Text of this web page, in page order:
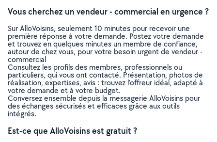
Vous cherchez un vendeur - commercial en urgence ?
Sur AlloVoisins, seulement 10 minutes pour recevoir une
première réponse à votre demande. Postez votre demande
et trouvez en quelques minutes un membre de confiance,
autour de chez vous, pour votre besoin urgent de vendeur -
commercial
Consultez les profils des membres, professionnels ou
particuliers, qui vous ont contacté. Présentation, photos de
réalisation, expertises, avis : trouvez l'offreur idéal, adapté à
votre demande et à votre budget.
Conversez ensemble depuis la messagerie AlloVoisins pour
des échanges sécurisés et efficaces grâce aux outils
intégrés.
Est-ce que AlloVoisins est gratuit ?